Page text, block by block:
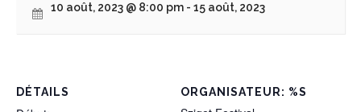
10 août, 2023 @ 8:00 pm - 15 août, 2023
DÉTAILS ORGANISATEUR: %S